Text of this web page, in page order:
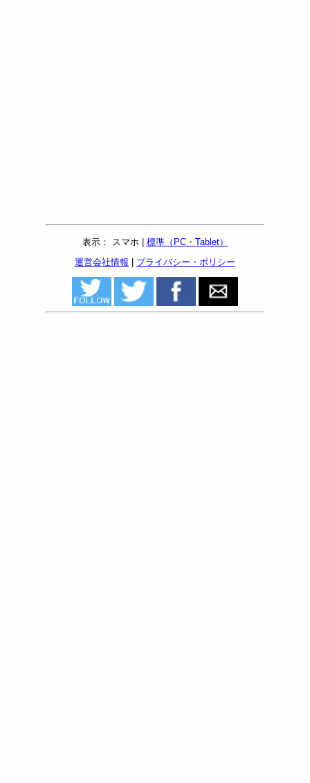
表示： スマホ | 標準（PC・Tablet）
運営会社情報
プライバシー・ポリシー